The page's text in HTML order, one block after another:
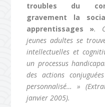
troubles du
gravement la
apprentissages ».
jeunes adultes se
intellectuelles et
un processus
des actions
personnalisé… »
janvier 2005).